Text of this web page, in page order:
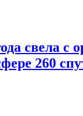
свела с
260